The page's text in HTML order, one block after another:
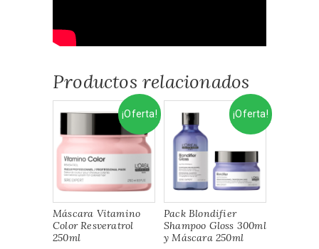
Productos relacionados
¡Oferta!
Máscara Vitamino
Color Resveratrol
250ml
¡Oferta!
Pack Blondifier
Shampoo Gloss 300ml
y Máscara 250ml